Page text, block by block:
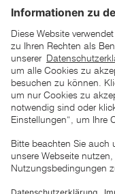
*der "statt"-Preis
Tagen
unter